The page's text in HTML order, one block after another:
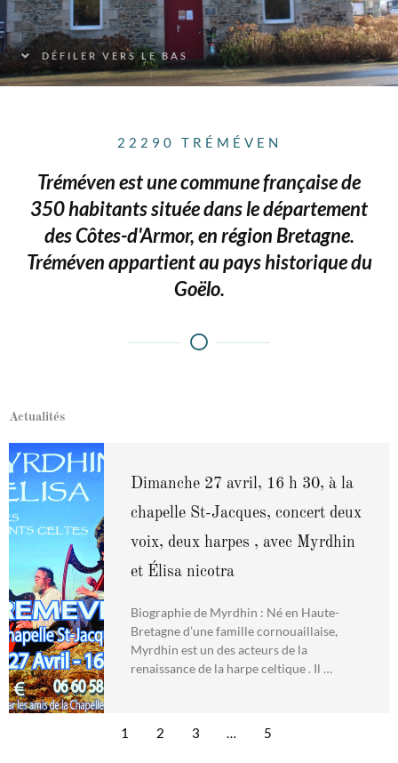
DÉFILER VERS LE BAS
22290 TRÉMÉVEN
Tréméven est une commune française de
350 habitants située dans le département
des Côtes-d'Armor, en région Bretagne.
Tréméven appartient au pays historique du
Goëlo.
Actualités
Dimanche 27 avril, 16 h 30, à la
chapelle St-Jacques, concert deux
voix, deux harpes , avec Myrdhin
et Élisa nicotra
Biographie de Myrdhin : Né en Haute-
Bretagne d’une famille cornouaillaise,
Myrdhin est un des acteurs de la
renaissance de la harpe celtique . Il …
1 2 3 … 5